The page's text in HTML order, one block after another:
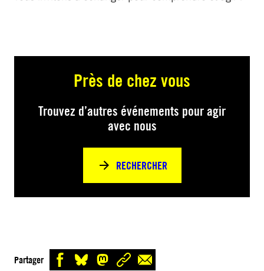
Près de chez vous
Trouvez d’autres événements pour agir
avec nous
RECHERCHER
Partager